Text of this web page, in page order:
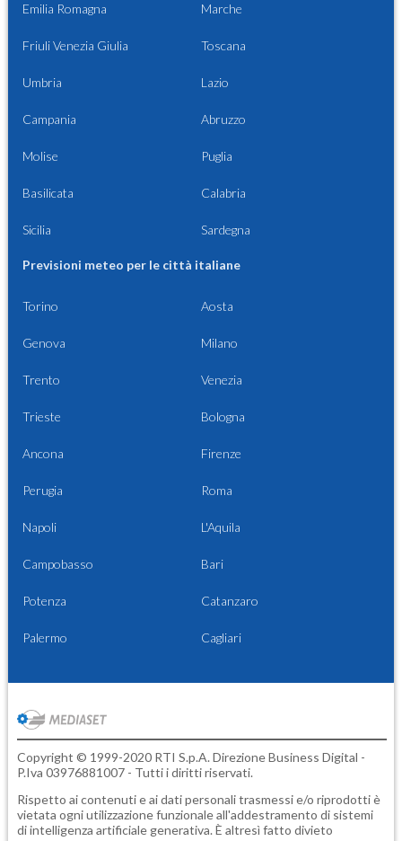
Emilia Romagna Marche
Friuli Venezia Giulia Toscana
Umbria Lazio
Campania Abruzzo
Molise Puglia
Basilicata Calabria
Sicilia Sardegna
Previsioni meteo per le città italiane
Torino Aosta
Genova Milano
Trento Venezia
Trieste Bologna
Ancona Firenze
Perugia Roma
Napoli L'Aquila
Campobasso Bari
Potenza Catanzaro
Palermo Cagliari
Copyright © 1999-2020 RTI S.p.A. Direzione Business Digital -
P.Iva 03976881007 - Tutti i diritti riservati.
Rispetto ai contenuti e ai dati personali trasmessi e/o riprodotti è
vietata ogni utilizzazione funzionale all'addestramento di sistemi
di intelligenza artificiale generativa. È altresì fatto divieto